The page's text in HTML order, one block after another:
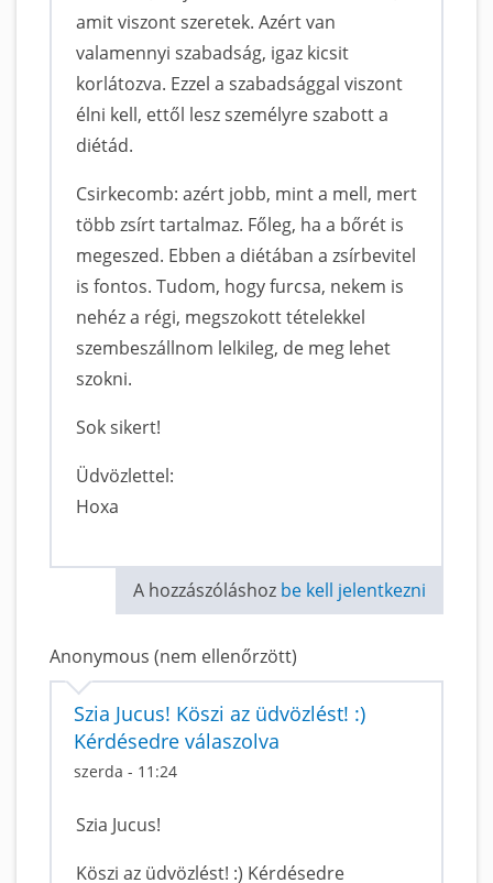
amit viszont szeretek. Azért van
valamennyi szabadság, igaz kicsit
korlátozva. Ezzel a szabadsággal viszont
élni kell, ettől lesz személyre szabott a
diétád.
Csirkecomb: azért jobb, mint a mell, mert
több zsírt tartalmaz. Főleg, ha a bőrét is
megeszed. Ebben a diétában a zsírbevitel
is fontos. Tudom, hogy furcsa, nekem is
nehéz a régi, megszokott tételekkel
szembeszállnom lelkileg, de meg lehet
szokni.
Sok sikert!
Üdvözlettel:
Hoxa
A hozzászóláshoz be kell jelentkezni
Anonymous (nem ellenőrzött)
Szia Jucus! Köszi az üdvözlést! :)
Kérdésedre válaszolva
szerda - 11:24
Szia Jucus!
Köszi az üdvözlést! :) Kérdésedre